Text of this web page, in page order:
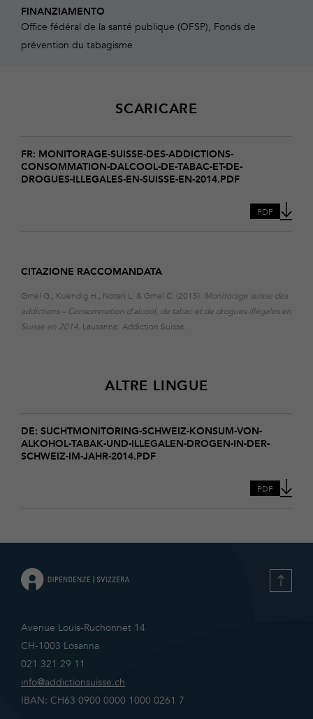
FINANZIAMENTO
Office fédéral de la santé publique (OFSP), Fonds de
prévention du tabagisme
SCARICARE
FR: MONITORAGE-SUISSE-DES-ADDICTIONS-
CONSOMMATION-DALCOOL-DE-TABAC-ET-DE-
DROGUES-ILLEGALES-EN-SUISSE-EN-2014.PDF
monitorage-
suisse-
des-
de-
drogues-
illegales-
en-
suisse-
PDF
CITAZIONE RACCOMANDATA
Gmel G., Kuendig H., Notari L. & Gmel C. (2015). Monitorage suisse des
addictions – Consommation d’alcool, de tabac et de drogues illégales en
Suisse en 2014. Lausanne: Addiction Suisse.
ALTRE LINGUE
DE: SUCHTMONITORING-SCHWEIZ-KONSUM-VON-
ALKOHOL-TABAK-UND-ILLEGALEN-DROGEN-IN-DER-
SCHWEIZ-IM-JAHR-2014.PDF
suchtmonitoring-
schweiz-
konsum-
drogen-
der-
schweiz-
im-
PDF
Avenue Louis-Ruchonnet 14
CH-1003 Losanna
021 321 29 11
info@addictionsuisse.ch
IBAN: CH63 0900 0000 1000 0261 7